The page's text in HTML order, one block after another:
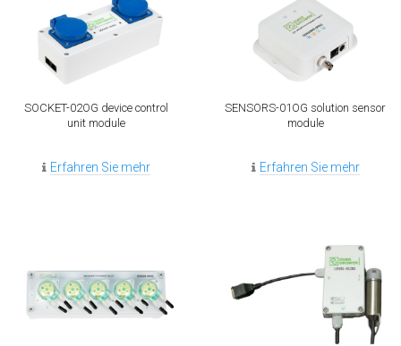
SOCKET-02OG device control
unit module
Erfahren Sie mehr
SENSORS-01OG solution sensor
module
Erfahren Sie mehr